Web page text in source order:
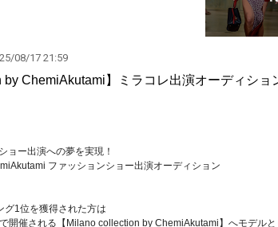
08/17 21:59
by ChemiAkutami】ミラコレ出演オーディシ
ョー出演への夢を実現！
ファッションショー出演オーディション
グ1位を獲得された方は
開催される【Milano collection by ChemiAkutami】へモデルと